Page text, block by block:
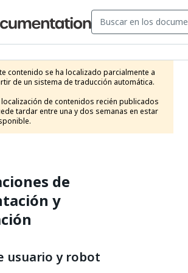
contenido se ha localizado parcialmente a
de un sistema de traducción automática.
localización de contenidos recién publicados
tardar entre una y dos semanas en estar
de
y
usuario y robot